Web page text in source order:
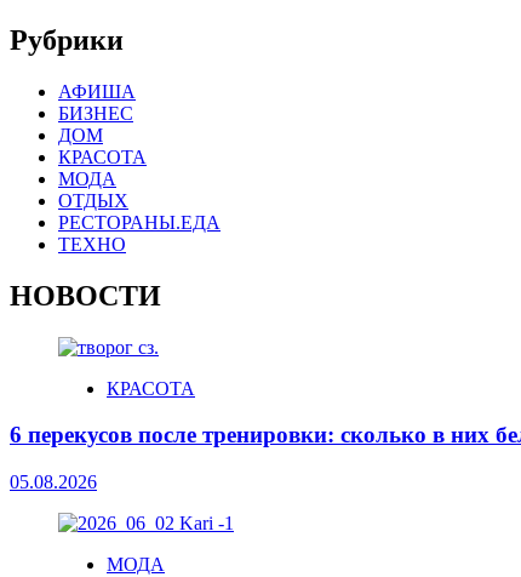
Рубрики
АФИША
БИЗНЕС
ДОМ
КРАСОТА
МОДА
ОТДЫХ
РЕСТОРАНЫ.ЕДА
ТЕХНО
НОВОСТИ
КРАСОТА
6 перекусов после тренировки: сколько в них
05.08.2026
МОДА